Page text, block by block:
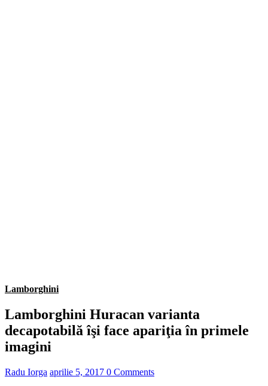
Lamborghini
Lamborghini Huracan varianta
decapotabilă îşi face apariţia în primele
imagini
Radu Iorga aprilie 5, 2017 0 Comments